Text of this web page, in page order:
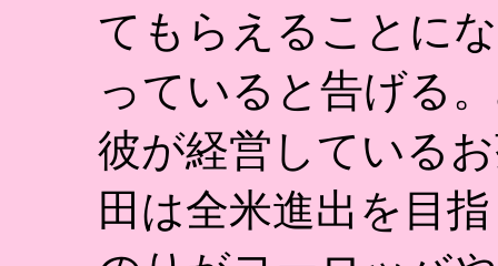
てもらえることに
っていると告げる
彼が経営している
田は全米進出を目